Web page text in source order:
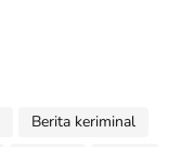
Berita keriminal